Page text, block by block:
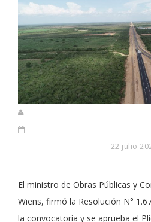
22 julio
El ministro de Obras Públicas y
Wiens, firmó la Resolución N°
la convocatoria y se aprueba el